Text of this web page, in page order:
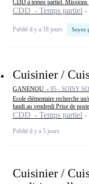
CDD à temps partiel. Missions
CDD - Temps partiel
Publié il y a 18 jours Soyez
Cuisinier /
GANENOU - 95 - SOISY
Ecole élémentaire recherche
lundi au vendredi Prise de
CDD - Temps partiel
Publié il y a 5 jours
Cuisinier /